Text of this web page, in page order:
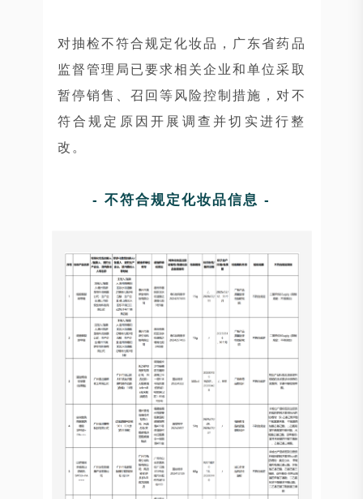
对抽检不符合规定化妆品，广东省药品
监督管理局已要求相关企业和单位采取
暂停销售、召回等风险控制措施，对不
符合规定原因开展调查并切实进行整
改。
- 不符合规定化妆品信息 -